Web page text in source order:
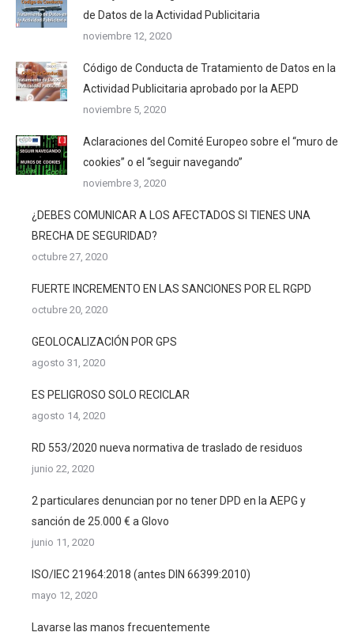
de Datos de la Actividad Publicitaria
noviembre 12, 2020
Código de Conducta de Tratamiento de Datos en la
Actividad Publicitaria aprobado por la AEPD
noviembre 5, 2020
Aclaraciones del Comité Europeo sobre el “muro de
cookies” o el “seguir navegando”
noviembre 3, 2020
¿DEBES COMUNICAR A LOS AFECTADOS SI TIENES UNA
BRECHA DE SEGURIDAD?
octubre 27, 2020
FUERTE INCREMENTO EN LAS SANCIONES POR EL RGPD
octubre 20, 2020
GEOLOCALIZACIÓN POR GPS
agosto 31, 2020
ES PELIGROSO SOLO RECICLAR
agosto 14, 2020
RD 553/2020 nueva normativa de traslado de residuos
junio 22, 2020
2 particulares denuncian por no tener DPD en la AEPG y
sanción de 25.000 € a Glovo
junio 11, 2020
ISO/IEC 21964:2018 (antes DIN 66399:2010)
mayo 12, 2020
Lavarse las manos frecuentemente